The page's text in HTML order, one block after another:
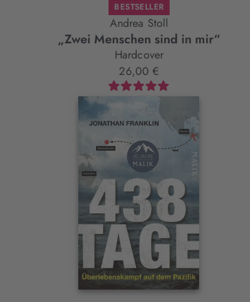
BESTSELLER
Andrea Stoll
„Zwei Menschen sind in mir“
Hardcover
26,00 €